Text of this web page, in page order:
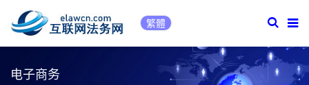
繁體
电子商务